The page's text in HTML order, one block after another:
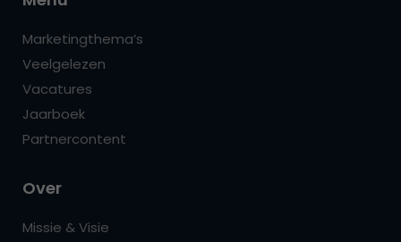
Marketingthema’s
Veelgelezen
Vacatures
Jaarboek
Partnercontent
Over
Missie & Visie